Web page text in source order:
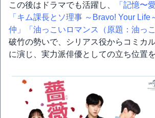
この後はドラマでも活躍し、
「記憶〜
「キム課長とソ理事 ～Bravo! Your Life
仲」
「油っこいロマンス（原題：油っ
破竹の勢いで、シリアス役からコミカ
に演じ、実力派俳優としての立ち位置を